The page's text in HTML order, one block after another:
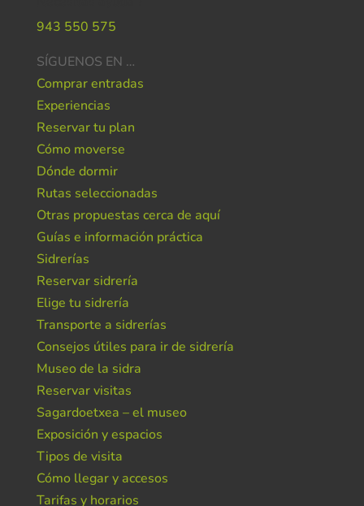
943 550 575
SÍGUENOS EN …
Comprar entradas
Experiencias
Reservar tu plan
Cómo moverse
Dónde dormir
Rutas seleccionadas
Otras propuestas cerca de aquí
Guías e información práctica
Sidrerías
Reservar sidrería
Elige tu sidrería
Transporte a sidrerías
Consejos útiles para ir de sidrería
Museo de la sidra
Reservar visitas
Sagardoetxea – el museo
Exposición y espacios
Tipos de visita
Cómo llegar y accesos
Tarifas y horarios